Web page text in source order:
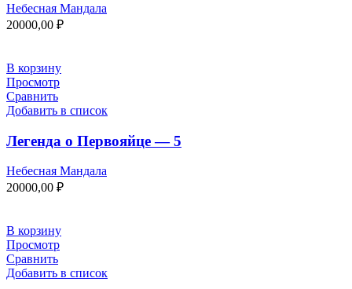
Небесная Мандала
20000,00 ₽
В корзину
Просмотр
Сравнить
Добавить в список
Легенда о Первояйце — 5
Небесная Мандала
20000,00 ₽
В корзину
Просмотр
Сравнить
Добавить в список